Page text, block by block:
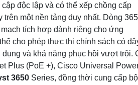
độc lập và có thể xếp chồng cấp
một nền tảng duy nhất. Dòng
tích hợp dành riêng cho ứng
cho phép thực thi chính sách có
và khả năng phục hồi vượt trội.
Plus (PoE +), Cisco Universal
3650 Series, đồng thời cung cấp bộ